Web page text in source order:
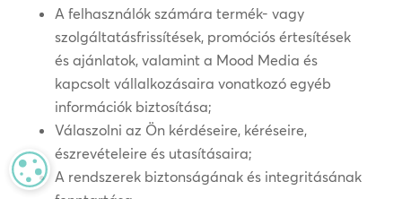
A felhasználók számára termék- vagy
szolgáltatásfrissítések, promóciós értesítések
és ajánlatok, valamint a Mood Media és
kapcsolt vállalkozásaira vonatkozó egyéb
információk biztosítása;
Válaszolni az Ön kérdéseire, kéréseire,
észrevételeire és utasításaira;
A rendszerek biztonságának és integritásának
MANAGE PRIVACY